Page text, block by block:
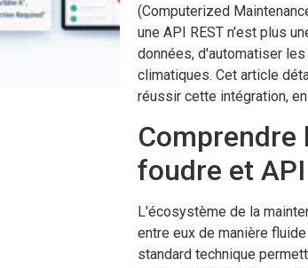
(Computerized
une API REST n'est plus
données, d'automatiser
climatiques. Cet article
réussir cette intégration,
Comprendre
foudre et API
L'écosystème de la
entre eux de manière
standard technique